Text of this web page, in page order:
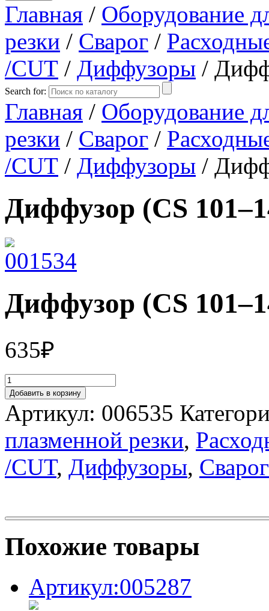
Главная / Оборудование
резки / Сварог /
/CUT / Диффузоры /
Search for:
Главная / Оборудование
резки / Сварог /
/CUT / Диффузоры /
Диффузор (CS
Диффузор (CS
635₽
Добавить в корзину
Артикул: 006535
плазменной резки,
/CUT, Диффузоры, Сварог
Похожие товары
Артикул:005287